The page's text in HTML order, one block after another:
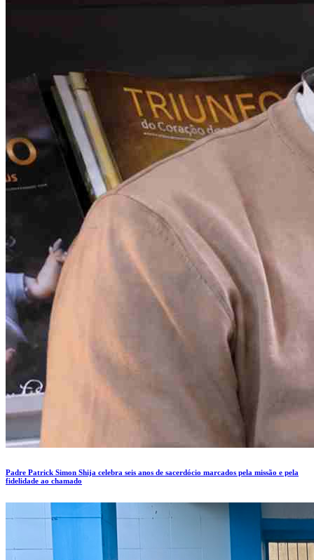
Padre Patrick Simon Shija celebra seis anos de sacerdócio marcados pela missão e pela
fidelidade ao chamado